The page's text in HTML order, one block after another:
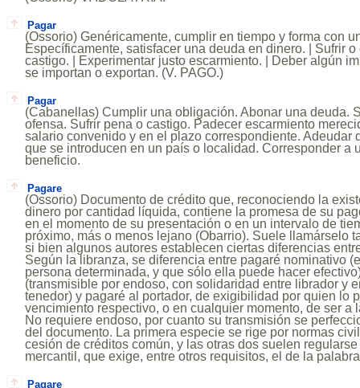
Pagar
(Ossorio) Genéricamente, cumplir en tiempo y forma con
Específicamente, satisfacer una deuda en dinero. | Sufrir
castigo. | Experimentar justo escarmiento. | Deber algún
se importan o exportan. (V. PAGO.)
Pagar
(Cabanellas) Cumplir una obligación. Abonar una deuda.
ofensa. Sufrir pena o castigo. Padecer escarmiento
salario convenido y en el plazo correspondiente. Adeudar
que se introducen en un país o localidad. Corresponder a
beneficio.
Pagare
(Ossorio) Documento de crédito que, reconociendo la
dinero por cantidad líquida, contiene la promesa de su
en el momento de su presentación o en un intervalo de
próximo, más o menos lejano (Obarrio). Suele llamárselo
si bien algunos autores establecen ciertas diferencias
Según la libranza, se diferencia entre pagaré nominativo
persona determinada, y que sólo ella puede hacer
(transmisible por endoso, con solidaridad entre librador y
tenedor) y pagaré al portador, de exigibilidad por quien lo
vencimiento respectivo, o en cualquier momento, de ser a
No requiere endoso, por cuanto su transmisión se
del documento. La primera especie se rige por normas
cesión de créditos común, y las otras dos suelen
mercantil, que exige, entre otros requisitos, el de la
Pagare